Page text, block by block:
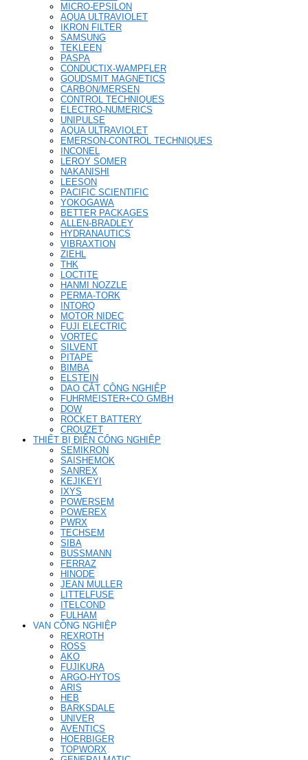
MICRO-EPSILON
AQUA ULTRAVIOLET
IKRON FILTER
SAMSUNG
TEKLEEN
PASPA
CONDUCTIX-WAMPFLER
GOUDSMIT MAGNETICS
CARBON/MERSEN
CONTROL TECHNIQUES
ELECTRO-NUMERICS
UNIPULSE
AQUA ULTRAVIOLET
EMERSON-CONTROL TECHNIQUES
INCONEL
LEROY SOMER
NAKANISHI
LEESON
PACIFIC SCIENTIFIC
YOKOGAWA
BETTER PACKAGES
ALLEN-BRADLEY
HYDRANAUTICS
VIBRAXTION
ZIEHL
THK
LOCTITE
HANMI NOZZLE
PERMA-TORK
INTORQ
MOTOR NIDEC
FUJI ELECTRIC
VORTEC
SILVENT
PITAPE
BIMBA
ELSTEIN
DAO CẮT CÔNG NGHIỆP
FUHRMEISTER+CO GMBH
DOW
ROCKET BATTERY
CROUZET
THIẾT BỊ ĐIỆN CÔNG NGHIỆP
SEMIKRON
SAISHEMOK
SANREX
KEJIKEYI
IXYS
POWERSEM
POWEREX
PWRX
TECHSEM
SIBA
BUSSMANN
FERRAZ
HINODE
JEAN MULLER
LITTELFUSE
ITELCOND
FULHAM
VAN CÔNG NGHIỆP
REXROTH
ROSS
AKO
FUJIKURA
ARGO-HYTOS
ARIS
HEB
BARKSDALE
UNIVER
AVENTICS
HOERBIGER
TOPWORX